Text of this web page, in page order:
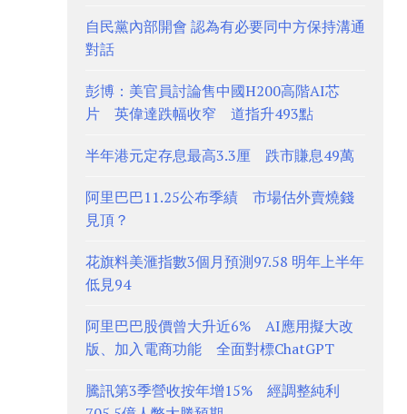
自民黨內部開會 認為有必要同中方保持溝通
對話
彭博：美官員討論售中國H200高階AI芯
片 英偉達跌幅收窄 道指升493點
半年港元定存息最高3.3厘 跌市賺息49萬
阿里巴巴11.25公布季績 市場估外賣燒錢
見頂？
花旗料美滙指數3個月預測97.58 明年上半年
低見94
阿里巴巴股價曾大升近6% AI應用擬大改
版、加入電商功能 全面對標ChatGPT
騰訊第3季營收按年增15% 經調整純利